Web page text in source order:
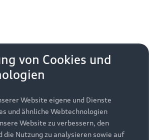
Zurück nach oben
von Cookies und
Website eigene und Dienste
und ähnliche Webtechnologien
Website zu verbessern, den
die Nutzung zu analysieren sowie auf